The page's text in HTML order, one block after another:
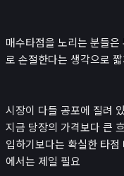
매수타점을 노리는 분들
로 손절한다는 생각으로
시장이 다들 공포에 질려
지금 당장의 가격보다 큰
입하기보다는 확실한 타
에서는 제일 필요